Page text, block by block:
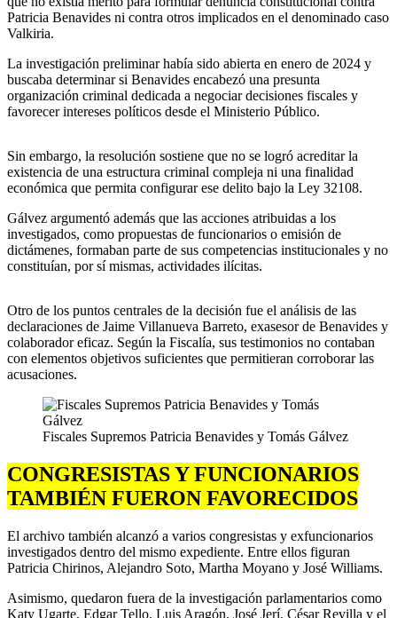
Patricia Benavides ni contra otros implicados en el denominado caso
Valkiria.
La investigación preliminar había sido abierta en enero de 2024 y
buscaba determinar si Benavides encabezó una presunta
organización criminal dedicada a negociar decisiones fiscales y
favorecer intereses políticos desde el Ministerio Público.
Sin embargo, la resolución sostiene que no se logró acreditar la
existencia de una estructura criminal compleja ni una finalidad
económica que permita configurar ese delito bajo la Ley 32108.
Gálvez argumentó además que las acciones atribuidas a los
investigados, como propuestas de funcionarios o emisión de
dictámenes, formaban parte de sus competencias institucionales y no
constituían, por sí mismas, actividades ilícitas.
Otro de los puntos centrales de la decisión fue el análisis de las
declaraciones de Jaime Villanueva Barreto, exasesor de Benavides y
colaborador eficaz. Según la Fiscalía, sus testimonios no contaban
con elementos objetivos suficientes que permitieran corroborar las
acusaciones.
Fiscales Supremos Patricia Benavides y Tomás Gálvez
CONGRESISTAS Y FUNCIONARIOS
TAMBIÉN FUERON FAVORECIDOS
El archivo también alcanzó a varios congresistas y exfuncionarios
investigados dentro del mismo expediente. Entre ellos figuran
Patricia Chirinos, Alejandro Soto, Martha Moyano y José Williams.
Asimismo, quedaron fuera de la investigación parlamentarios como
Katy Ugarte, Edgar Tello, Luis Aragón, José Jerí, César Revilla y el